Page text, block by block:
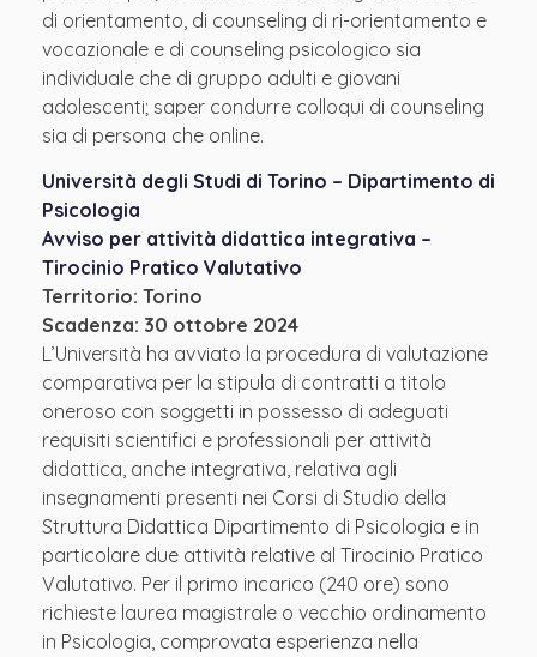
di orientamento, di counseling di ri-orientamento e
vocazionale e di counseling psicologico sia
individuale che di gruppo adulti e giovani
adolescenti; saper condurre colloqui di counseling
sia di persona che online.
Università degli Studi di Torino – Dipartimento di
Psicologia
Avviso per attività didattica integrativa –
Tirocinio Pratico Valutativo
Territorio: Torino
Scadenza: 30 ottobre 2024
L’Università ha avviato la procedura di valutazione
comparativa per la stipula di contratti a titolo
oneroso con soggetti in possesso di adeguati
requisiti scientifici e professionali per attività
didattica, anche integrativa, relativa agli
insegnamenti presenti nei Corsi di Studio della
Struttura Didattica Dipartimento di Psicologia e in
particolare due attività relative al Tirocinio Pratico
Valutativo. Per il primo incarico (240 ore) sono
richieste laurea magistrale o vecchio ordinamento
in Psicologia, comprovata esperienza nella